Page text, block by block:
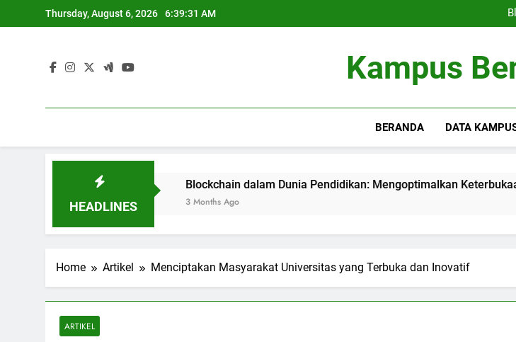
to
Thursday, August 6, 2026 6:39:32 AM
Kampus
BERANDA DATA
HEADLINES
Blockchain dalam Dunia Pendidikan: Mengoptimalkan Keterbukaan dan
3 Months Ago
Home Artikel Menciptakan Masyarakat Universitas yang Terbuka dan Inovatif
ARTIKEL